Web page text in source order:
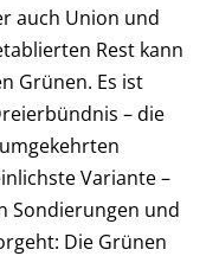
auch Union und
Rest kann
Grünen. Es ist
– die
Variante –
Sondierungen und
Die Grünen